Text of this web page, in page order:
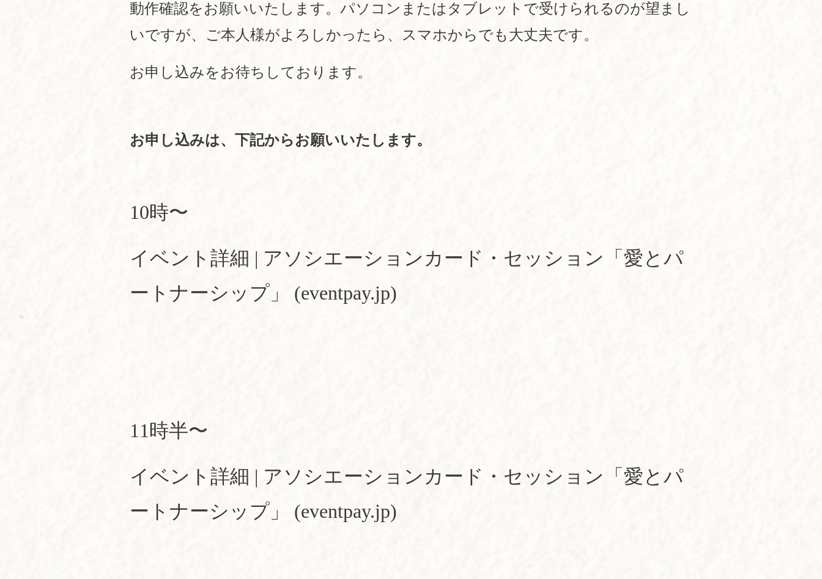
動作確認をお願いいたします。パソコンまたはタブレットで受けられるのが望まし
いですが、ご本人様がよろしかったら、スマホからでも大丈夫です。
お申し込みをお待ちしております。
お申し込みは、下記からお願いいたします。
10時〜
イベント詳細 | アソシエーションカード・セッション「愛とパ
ートナーシップ」
(eventpay.jp)
11時半〜
イベント詳細 | アソシエーションカード・セッション「愛とパ
ートナーシップ」 (eventpay.jp)